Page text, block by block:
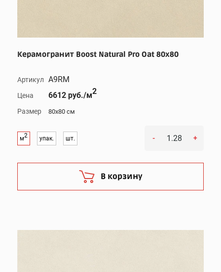
Керамогранит Boost Natural Pro Oat 80x80
Артикул A9RM
Цена 6612 руб./м2
Размер 80x80 см
м2 упак. шт. - +
В корзину